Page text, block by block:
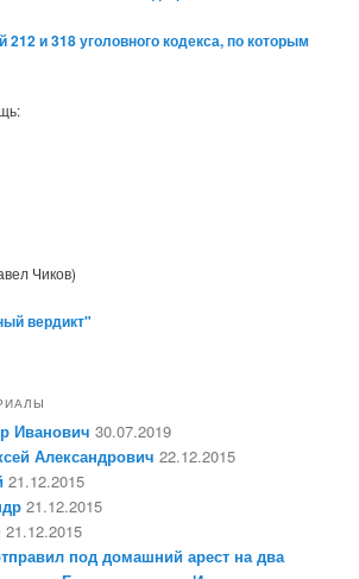
212 и 318 уголовного кодекса, по которым
Чиков)
вердикт"
Иванович 30.07.2019
Александрович 22.12.2015
21.12.2015
21.12.2015
21.12.2015
под домашний арест на два